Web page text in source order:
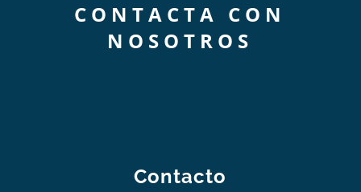
CONTACTA CON
NOSOTROS
Contacto